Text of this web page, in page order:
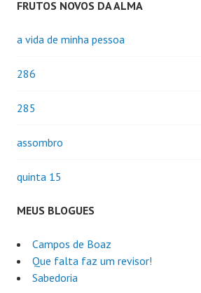
FRUTOS NOVOS DA ALMA
a vida de minha pessoa
286
285
assombro
quinta 15
MEUS BLOGUES
Campos de Boaz
Que falta faz um revisor!
Sabedoria